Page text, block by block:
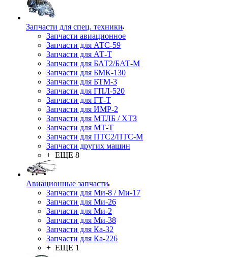
Запчасти для спец. техники
Запчасти авиационное
Запчасти для АТС-59
Запчасти для АТ-Т
Запчасти для БАТ2/БАТ-М
Запчасти для БМК-130
Запчасти для БТМ-3
Запчасти для ГПЛ-520
Запчасти для ГТ-Т
Запчасти для ИМР-2
Запчасти для МТЛБ / ХТЗ
Запчасти для МТ-Т
Запчасти для ПТС2/ПТС-М
Запчасти других машин
+ ЕЩЕ 8
Авиационные запчасти
Запчасти для Ми-8 / Ми-17
Запчасти для Ми-26
Запчасти для Ми-2
Запчасти для Ми-38
Запчасти для Ка-32
Запчасти для Ка-226
+ ЕЩЕ 1